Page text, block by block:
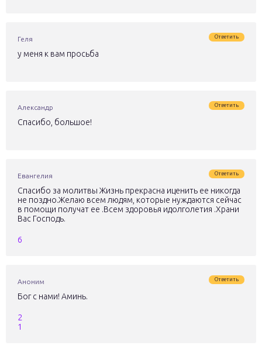
Геля Ответить
у меня к вам просьба
Александр Ответить
Спасибо, большое!
Евангелия Ответить
Спасибо за молитвы Жизнь прекрасна иценить ее никогда
не поздно.Желаю всем людям, которые нуждаются сейчас
в помощи получат ее .Всем здоровья идолголетия .Храни
Вас Господь.
6
Аноним Ответить
Бог с нами! Аминь.
2
1